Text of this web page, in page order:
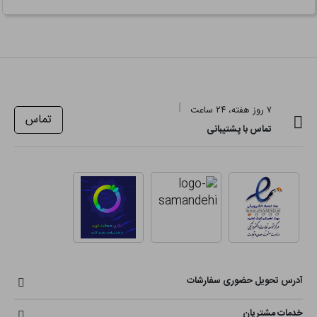
۷ روز هفته، ۲۴ ساعت
تماس با پشتیبانی
تماس
آدرس تحویل حضوری سفارشات
خدمات مشتریان